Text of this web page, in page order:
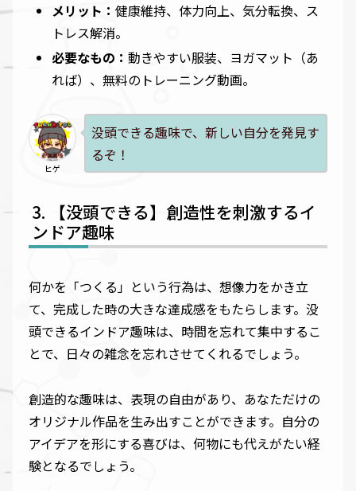
メリット：健康維持、体力向上、気分転換、ス
トレス解消。
必要なもの：動きやすい服装、ヨガマット（あ
れば）、無料のトレーニング動画。
ヒゲ
没頭できる趣味で、新しい自分を発見す
るぞ！
【没頭できる】創造性を刺激するイ
ンドア趣味
何かを「つくる」という行為は、想像力をかき立
て、完成した時の大きな達成感をもたらします。没
頭できるインドア趣味は、時間を忘れて集中するこ
とで、日々の雑念を忘れさせてくれるでしょう。
創造的な趣味は、表現の自由があり、あなただけの
オリジナル作品を生み出すことができます。自分の
アイデアを形にする喜びは、何物にも代えがたい経
験となるでしょう。